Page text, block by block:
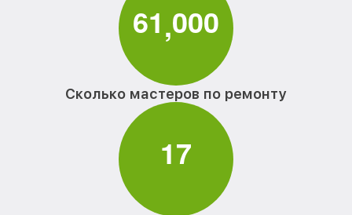
61,000
Сколько мастеров по ремонту
17